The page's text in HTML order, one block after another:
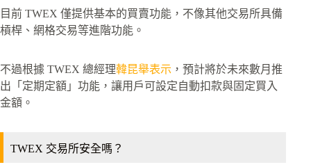
目前 TWEX 僅提供基本的買賣功能，不像其他交易所具備
槓桿、網格交易等進階功能。
不過根據 TWEX 總經理韓昆舉表示 ，預計將於未來數月推
出「定期定額」功能，讓用戶可設定自動扣款與固定買入
金額。
TWEX 交易所安全嗎？